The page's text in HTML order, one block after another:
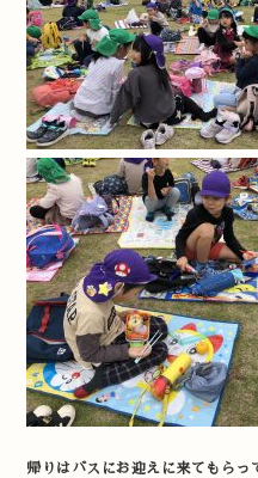
帰りはバスにお迎えに来てもらっ